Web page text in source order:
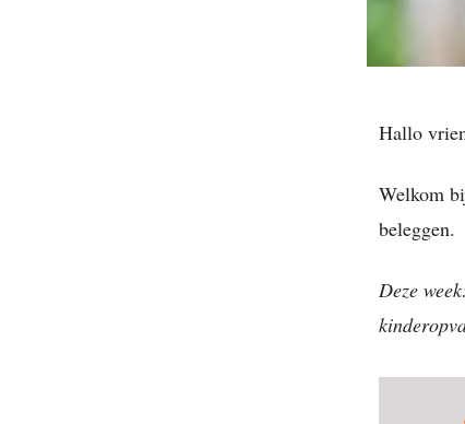
Hallo
Welkom
beleggen.
Deze